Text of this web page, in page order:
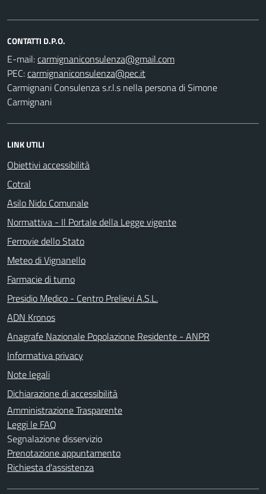
CONTATTI D.P.O.
E-mail:
PEC:
Carmignani Consulenza s.r.l.s nella persona di Simone
Carmignani
LINK UTILI
Obiettivi accessibilità
Cotral
Asilo Nido Comunale
Normattiva - Il Portale della Legge vigente
Ferrovie dello Stato
Meteo di Vignanello
Farmacie di turno
Presidio Medico - Centro Prelievi A.S.L.
ADN Kronos
Anagrafe Nazionale Popolazione Residente - ANPR
Informativa privacy
Note legali
Dichiarazione di accessibilità
Amministrazione Trasparente
Leggi le FAQ
Segnalazione disservizio
Prenotazione appuntamento
Richiesta d'assistenza